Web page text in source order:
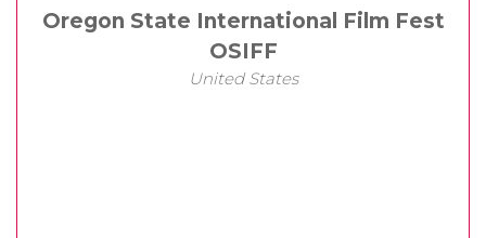
Oregon State International Film Fest
OSIFF
United States